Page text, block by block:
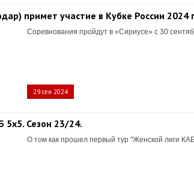
примет участие в Кубке России 2024
Соревнования пройдут в «Сириусе» с 30
29 сен 2024
5х5. Сезон 23/24.
О том как прошел первый тур "Женской лиги